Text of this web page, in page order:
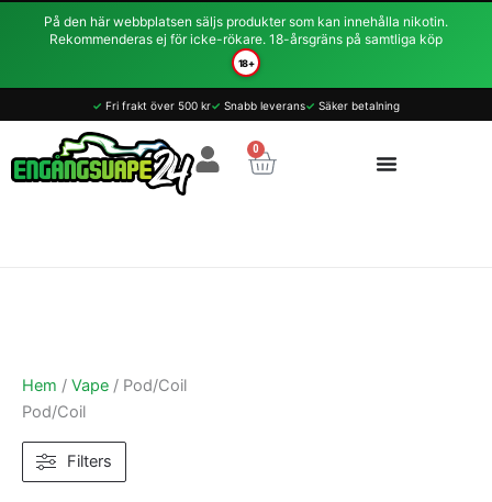
På den här webbplatsen säljs produkter som kan innehålla nikotin.
Rekommenderas ej för icke-rökare. 18-årsgräns på samtliga köp
18+
Hoppa
✓ Fri frakt över 500 kr✓ Snabb leverans✓ Säker betalning
0
Varukorg
Hem / Vape / Pod/Coil
Pod/Coil
Filters
Sortera
popularitet